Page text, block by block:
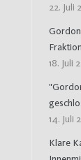
22. Juli
18. Juli
14. Juli
Klare